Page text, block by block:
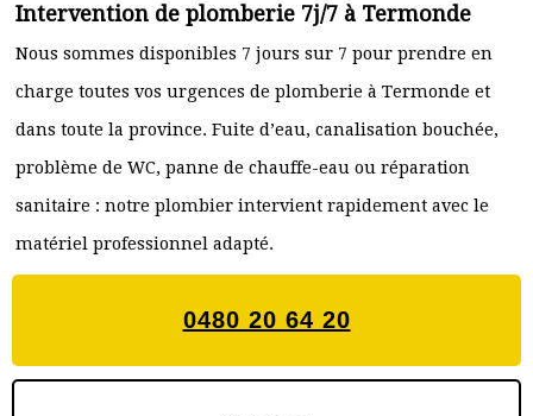
Intervention de plomberie 7j/7 à Termonde
Nous sommes disponibles 7 jours sur 7 pour prendre en
charge toutes vos urgences de plomberie à Termonde et
dans toute la province. Fuite d’eau, canalisation bouchée,
problème de WC, panne de chauffe-eau ou réparation
sanitaire : notre plombier intervient rapidement avec le
matériel professionnel adapté.
0480 20 64 20